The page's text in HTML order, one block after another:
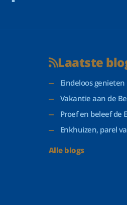
Laatste
Eindeloos
Vakantie aan de
Proef en beleef de
Enkhuizen, parel
Alle blogs